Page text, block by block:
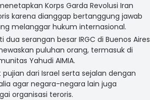
Korps Garda Revolusi Iran
karena dianggap bertanggung jawab
melanggar hukum internasional.
serangan besar IRGC di Buenos Aires
puluhan orang, termasuk di
Yahudi AIMIA.
dari Israel serta sejalan dengan
agar negara-negara lain juga
organisasi teroris.